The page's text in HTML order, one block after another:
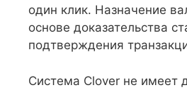
один клик. Назначение
основе доказательства
подтверждения
Система Clover не имеет